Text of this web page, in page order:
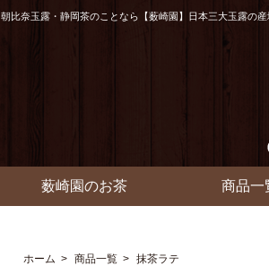
朝比奈玉露・静岡茶のことなら【薮崎園】日本三大玉露の
薮崎園のお茶 商品一
ホーム > 商品一覧 > 抹茶ラテ